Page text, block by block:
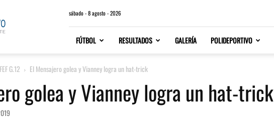
sábado - 8 agosto - 2026
FÚTBOL RESULTADOS GALERÍA POLIDEPORTIVO
G.12 El Mensajero golea y Vianney logra un hat-trick
golea y Vianney logra un hat-trick